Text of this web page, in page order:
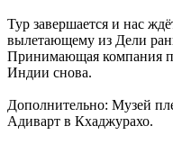
Тур завершается и нас
вылетающему из Дели
Принимающая компания
Индии снова.
Дополнительно: Музей
Адиварт в Кхаджурахо.